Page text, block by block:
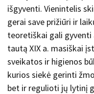
išgyventi. Vienintelis
gerai save prižiūri ir
teoretiškai gali gyventi
tautą XIX a. masiškai
sveikatos ir higienos
kurios siekė gerinti
bet ir regulioti jų lytinį